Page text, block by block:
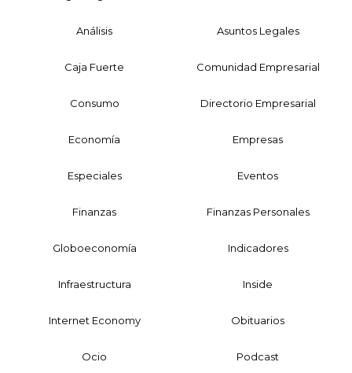
Análisis Asuntos Legales
Caja Fuerte Comunidad Empresarial
Consumo Directorio Empresarial
Economía Empresas
Especiales Eventos
Finanzas Finanzas Personales
Globoeconomía Indicadores
Infraestructura Inside
Internet Economy Obituarios
Ocio Podcast